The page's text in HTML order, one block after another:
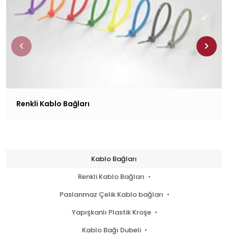
Kablo Bağları
Renkli Kablo Bağları
Paslanmaz Çelik Kablo bağları
Yapışkanlı Plastik Kroşe
Kablo Bağı Dubeli
Renkli Kablo Bağları